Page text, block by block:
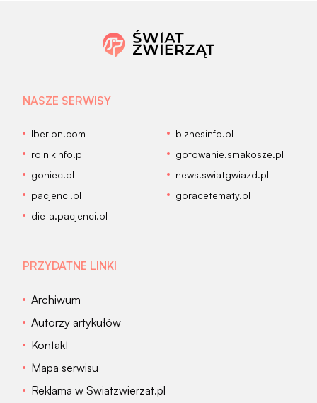
NASZE SERWISY
Iberion.com
biznesinfo.pl
rolnikinfo.pl
gotowanie.smakosze.pl
goniec.pl
news.swiatgwiazd.pl
pacjenci.pl
goracetematy.pl
dieta.pacjenci.pl
PRZYDATNE LINKI
Archiwum
Autorzy artykułów
Kontakt
Mapa serwisu
Reklama w Swiatzwierzat.pl